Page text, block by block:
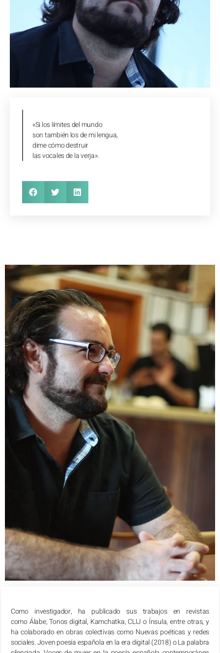
«Si los límites del mundo
son también los de mi lengua,
dime cómo destruir
las vocales de la verja».
Como investigador, ha publicado sus trabajos en revistas
como Álabe, Tonos digital, Kamchatka, CLIJ o Ínsula, entre otras, y
ha colaborado en obras colectivas como Nuevas poéticas y redes
sociales. Joven poesía española en la era digital (2018) o La palabra